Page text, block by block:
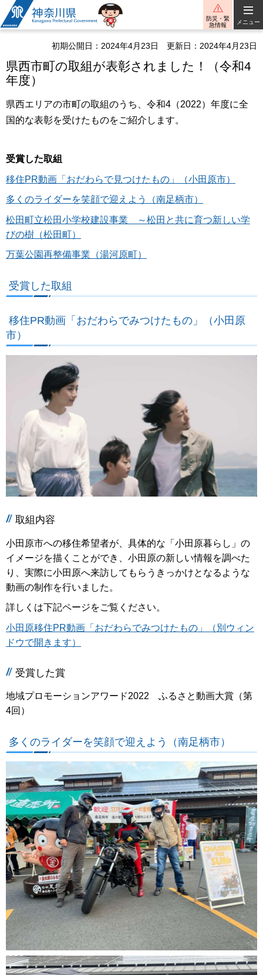
神奈川県
防災・緊
急情報
メニュー
初期公開日：2024年4月23日 更新日：2024年4月23日
県西市町の取組が表彰されました！（令和4
年度）
県西エリアの市町の取組のうち、令和4（2022）年度に全
国的な表彰を受けたものをご紹介します。
受賞した取組
移住PR動画「おだわらで見つけたもの」（小田原市）
多くのライダーを笑顔で迎えよう（南足柄市）
松田町立松田小学校建設事業 ～松田と共に育つ新しい学
びの樹（松田町）
万葉公園再整備事業（湯河原町）
受賞した取組
移住PR動画「おだわらでみつけたもの」（小田原
市）
取組内容
小田原市への移住希望者が、具体的な「小田原暮らし」の
イメージを描くことができ、小田原の新しい情報を調べた
り、実際に小田原へ来訪してもらうきっかけとなるような
動画の制作を行いました。
詳しくは下記ページをご覧ください。
小田原移住PR動画「おだわらでみつけたもの」（別ウィン
ドウで開きます）
受賞した賞
地域プロモーションアワード2022 ふるさと動画大賞（第
4回）
多くのライダーを笑顔で迎えよう（南足柄市）